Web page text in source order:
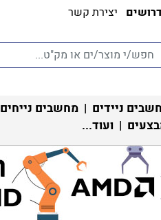
יצירת קשר
ניידים | מחשבים נייחים
| ועוד...